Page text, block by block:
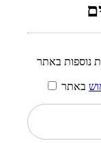
נוספות באתר
באתר